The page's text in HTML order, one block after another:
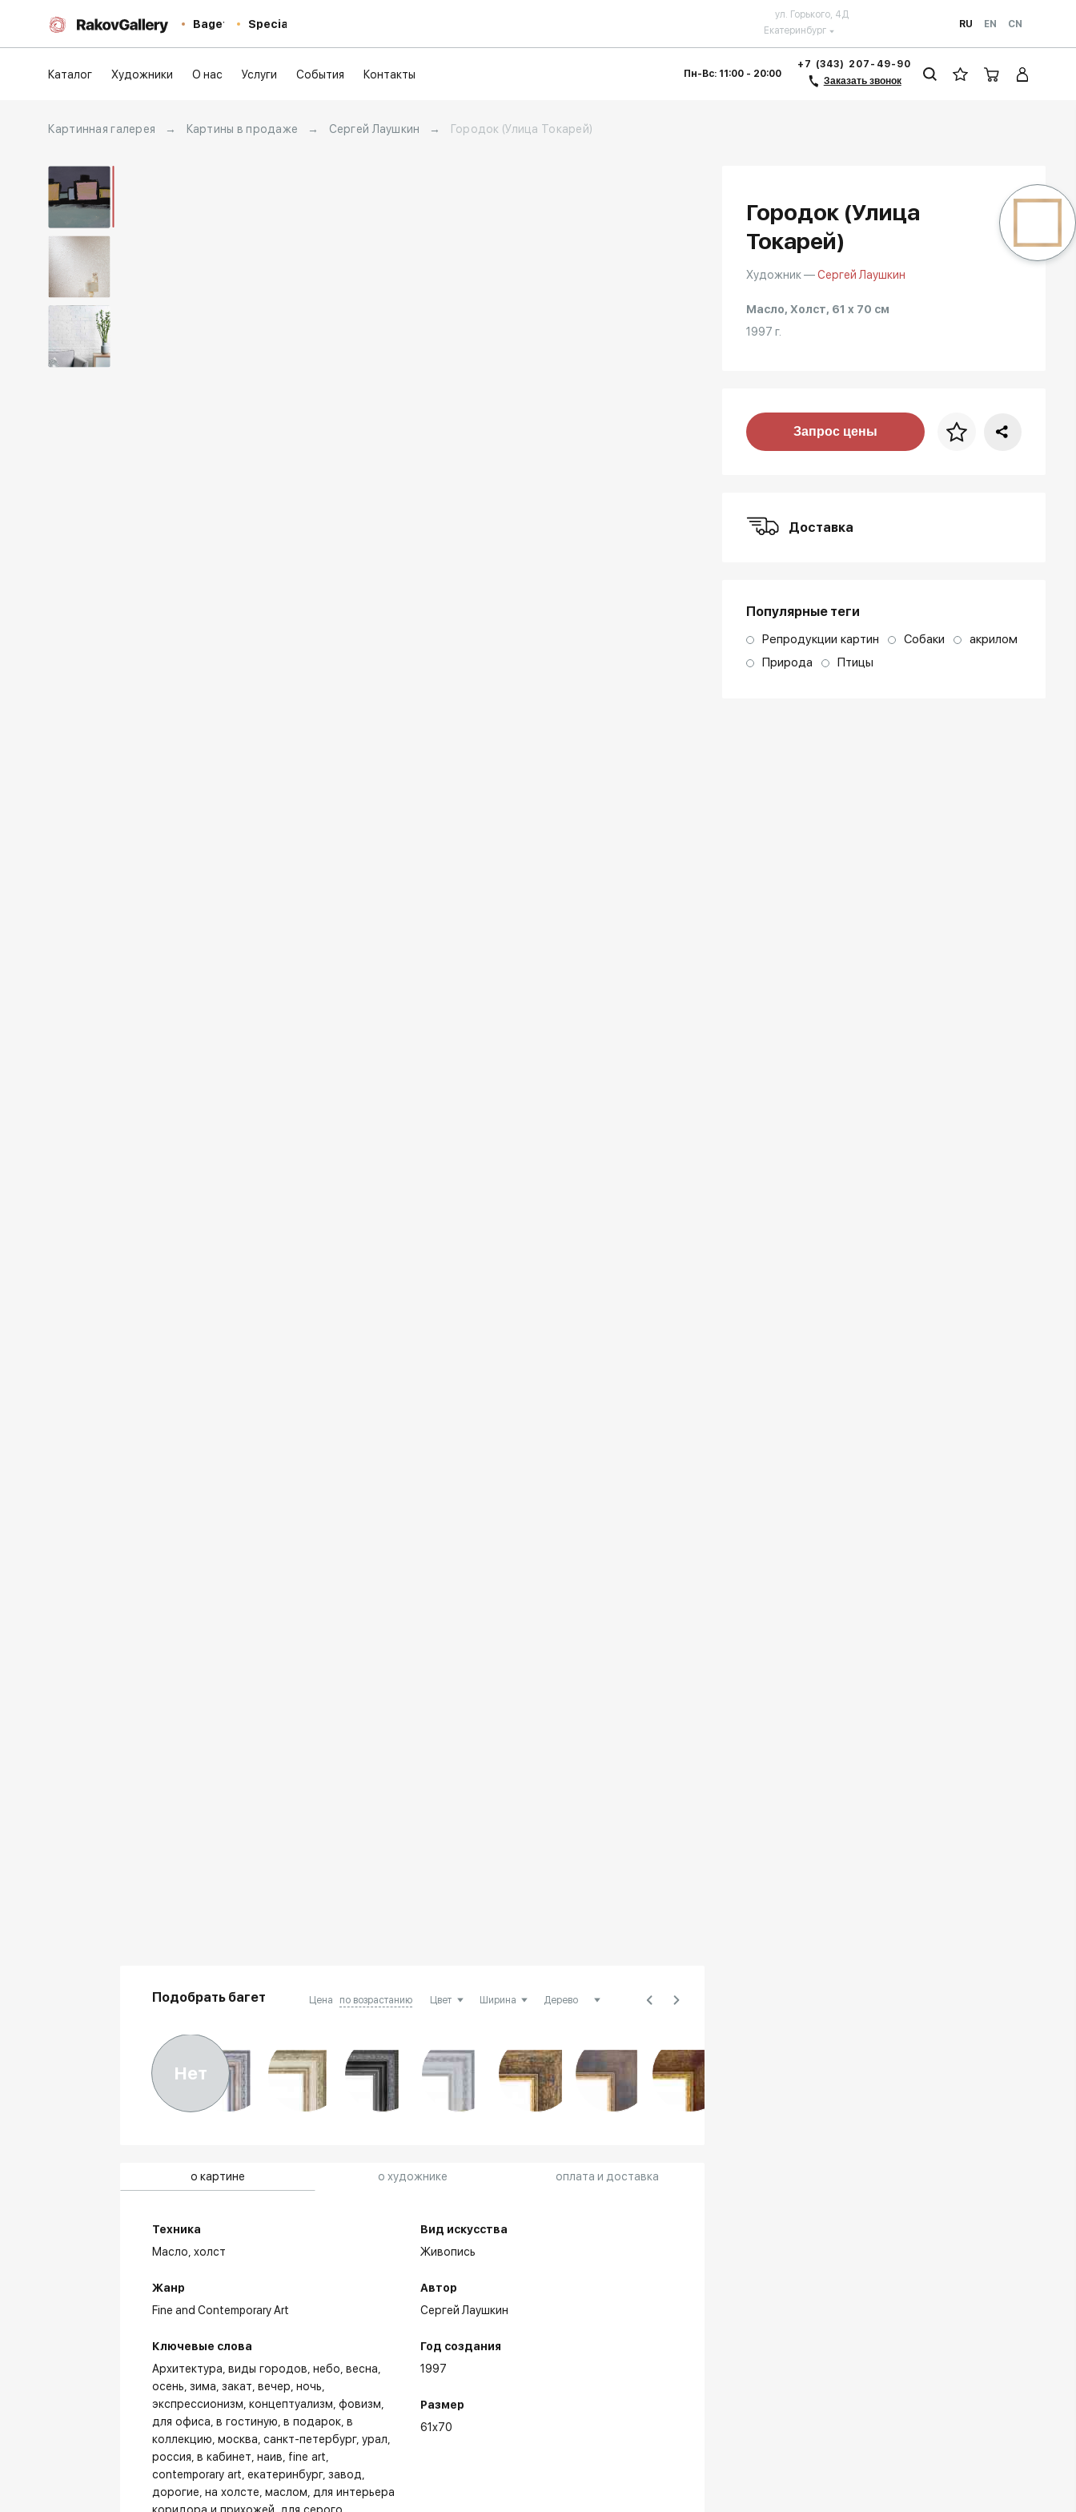
Baget Special Екатеринбург
ул. Горького, 4Д
RU
EN CN
Каталог Художники О нас Услуги События Контакты Пн-Вс: 11:00 - 20:00
+7 (343) 207-49-90
Заказать звонок
Картинная галерея → Картины в продаже → Сергей Лаушкин → Городок (Улица Токарей)
Подобрать багет Цена по возрастанию
Нет
о картине о художнике оплата и доставка
Техника
Масло,холст
Жанр
Fine and Contemporary Art
Ключевые слова
Архитектура виды городов небо весна
осень зима закат вечер ночь
экспрессионизм концептуализм фовизм
для офиса в гостиную в подарок в
коллекцию москва санкт-петербург урал
россия в кабинет наив fine art
contemporary art екатеринбург завод
дорогие на холсте маслом для интерьера
Вид искусства
Живопись
Автор
Сергей Лаушкин
Год создания
1997
Размер
61x70
Городок (Улица
Токарей)
Художник —Сергей Лаушкин
Масло, Холст, 61 x 70 см
1997 г.
Цена за багет
Запрос цены
Доставка
Популярные теги
Репродукции картин Собаки
акрилом
Природа
Птицы